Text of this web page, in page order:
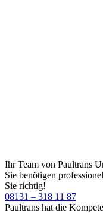
Ihr Team von Paultrans
Sie benötigen
Sie richtig!
08131 – 318 11 87
Paultrans hat die